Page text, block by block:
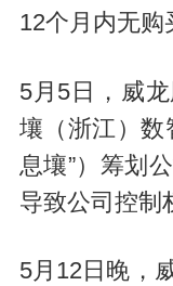
12个月内无购
5月5日，威
壤（浙江）数
息壤”）筹划
导致公司控制
5月12日晚，